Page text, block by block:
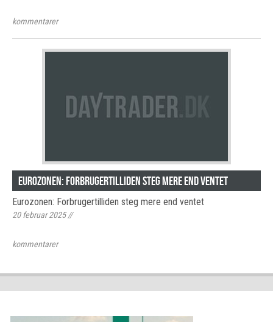
kommentarer
Eurozonen: Forbrugertilliden steg mere end ventet
Eurozonen: Forbrugertilliden steg mere end ventet
20 februar 2025//
kommentarer